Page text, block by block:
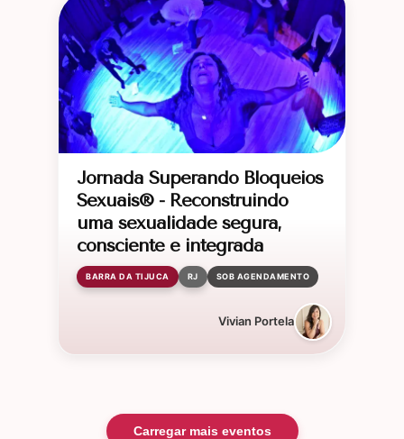
Jornada Superando Bloqueios
Sexuais® - Reconstruindo
uma sexualidade segura,
consciente e integrada
BARRA DA TIJUCA RJ SOB AGENDAMENTO
Vivian Portela
Carregar mais eventos